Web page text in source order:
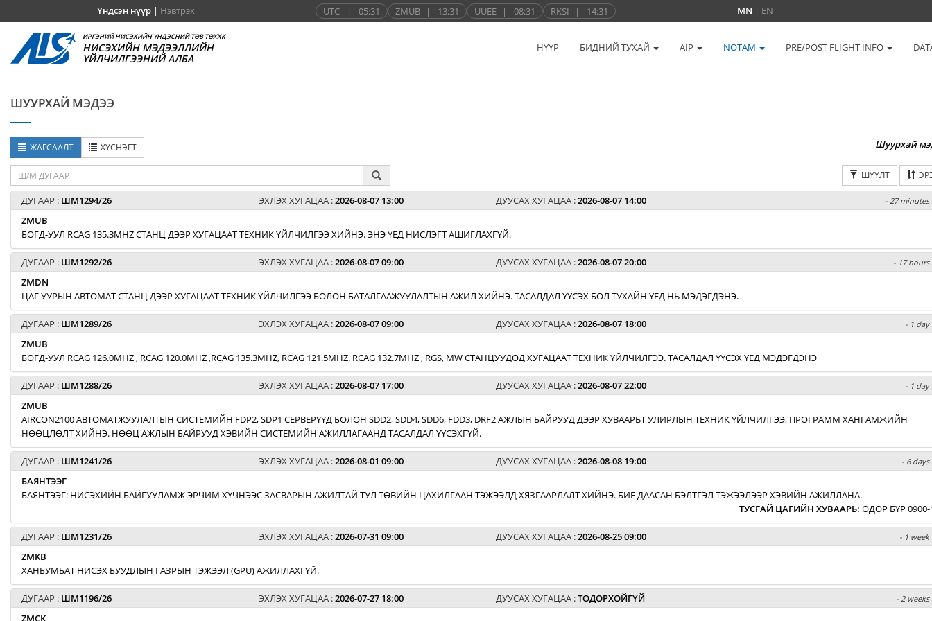
Үндсэн нүүр| Нэвтрэх UTC | 05:31 ZMUB | 13:31 UUEE | 08:31 RKSI | 14:31 MN | EN
ИРГЭНИЙ НИСЭХИЙН ҮНДЭСНИЙ ТӨВ ТӨХХК
НИСЭХИЙН МЭДЭЭЛЛИЙН
ҮЙЛЧИЛГЭЭНИЙ АЛБА
НҮҮР БИДНИЙ ТУХАЙ AIP NOTAM PRE/POST FLIGHT INFO
ШУУРХАЙ МЭДЭЭ
ЖАГСААЛТ ХҮСНЭГТ Шуурхай
ШҮҮЛТ
ДУГААР : ШМ1294/26 ЭХЛЭХ ХУГАЦАА :2026-08-07 13:00 ДУУСАХ ХУГАЦАА :2026-08-07 14:00 - 27 minutes
ZMUB
БОГД-УУЛ RCAG 135.3MHZ СТАНЦ ДЭЭР ХУГАЦААТ ТЕХНИК ҮЙЛЧИЛГЭЭ ХИЙНЭ. ЭНЭ ҮЕД НИСЛЭГТ АШИГЛАХГҮЙ.
ДУГААР : ШМ1292/26 ЭХЛЭХ ХУГАЦАА :2026-08-07 09:00 ДУУСАХ ХУГАЦАА :2026-08-07 20:00 - 17 hours
ZMDN
ЦАГ УУРЫН АВТОМАТ СТАНЦ ДЭЭР ХУГАЦААТ ТЕХНИК ҮЙЛЧИЛГЭЭ БОЛОН БАТАЛГААЖУУЛАЛТЫН АЖИЛ ХИЙНЭ. ТАСАЛДАЛ ҮҮСЭХ БОЛ ТУХАЙН ҮЕД НЬ МЭДЭГДЭНЭ.
ДУГААР : ШМ1289/26 ЭХЛЭХ ХУГАЦАА :2026-08-07 09:00 ДУУСАХ ХУГАЦАА :2026-08-07 18:00 - 1 day
ZMUB
БОГД-УУЛ RCAG 126.0MHZ , RCAG 120.0MHZ ,RCAG 135.3MHZ, RCAG 121.5MHZ. RCAG 132.7MHZ , RGS, MW СТАНЦУУДӨД ХУГАЦААТ ТЕХНИК ҮЙЛЧИЛГЭЭ. ТАСАЛДАЛ ҮҮСЭХ ҮЕД МЭДЭГДЭНЭ
ДУГААР : ШМ1288/26 ЭХЛЭХ ХУГАЦАА :2026-08-07 17:00 ДУУСАХ ХУГАЦАА :2026-08-07 22:00 - 1 day
ZMUB
AIRCON2100 АВТОМАТЖУУЛАЛТЫН СИСТЕМИЙН FDP2, SDP1 СЕРВЕРҮҮД БОЛОН SDD2, SDD4, SDD6, FDD3, DRF2 АЖЛЫН БАЙРУУД ДЭЭР ХУВААРЬТ УЛИРЛЫН ТЕХНИК ҮЙЛЧИЛГЭЭ, ПРОГРАММ ХАНГАМЖИЙН
НӨӨЦЛӨЛТ ХИЙНЭ. НӨӨЦ АЖЛЫН БАЙРУУД ХЭВИЙН СИСТЕМИЙН АЖИЛЛАГААНД ТАСАЛДАЛ ҮҮСЭХГҮЙ.
ДУГААР : ШМ1241/26 ЭХЛЭХ ХУГАЦАА :2026-08-01 09:00 ДУУСАХ ХУГАЦАА :2026-08-08 19:00 - 6 days
БАЯНТЭЭГ
БАЯНТЭЭГ: НИСЭХИЙН БАЙГУУЛАМЖ ЭРЧИМ ХҮЧНЭЭС ЗАСВАРЫН АЖИЛТАЙ ТУЛ ТӨВИЙН ЦАХИЛГААН ТЭЖЭЭЛД ХЯЗГААРЛАЛТ ХИЙНЭ. БИЕ ДААСАН БЭЛТГЭЛ ТЭЖЭЭЛЭЭР ХЭВИЙН АЖИЛЛАНА.
ТУСГАЙ ЦАГИЙН ХУВААРЬ: ӨДӨР БҮР 0900-
ДУГААР : ШМ1231/26 ЭХЛЭХ ХУГАЦАА :2026-07-31 09:00 ДУУСАХ ХУГАЦАА :2026-08-25 09:00 - 1 week
ZMKB
ХАНБУМБАТ НИСЭХ БУУДЛЫН ГАЗРЫН ТЭЖЭЭЛ (GPU) АЖИЛЛАХГҮЙ.
ДУГААР : ШМ1196/26 ЭХЛЭХ ХУГАЦАА :2026-07-27 18:00 ДУУСАХ ХУГАЦАА :ТОДОРХОЙГҮЙ - 2 weeks
ZMCK